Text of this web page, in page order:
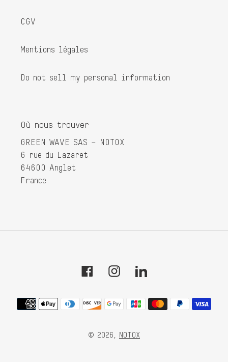
CGV
Mentions légales
Do not sell my personal information
Où nous trouver
GREEN WAVE SAS – NOTOX
6 rue du Lazaret
64600 Anglet
France
FacebookInstagramTumblr
Moyens
de
© 2026, NOTOX